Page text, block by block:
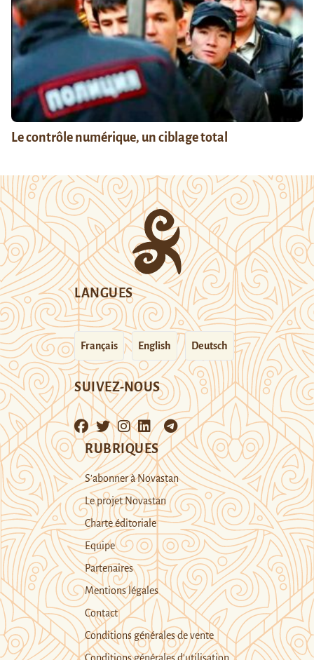
Le contrôle numérique, un ciblage total
LANGUES
Français English Deutsch
SUIVEZ-NOUS
RUBRIQUES
S’abonner à Novastan
Le projet Novastan
Charte éditoriale
Equipe
Partenaires
Mentions légales
Contact
Conditions générales de vente